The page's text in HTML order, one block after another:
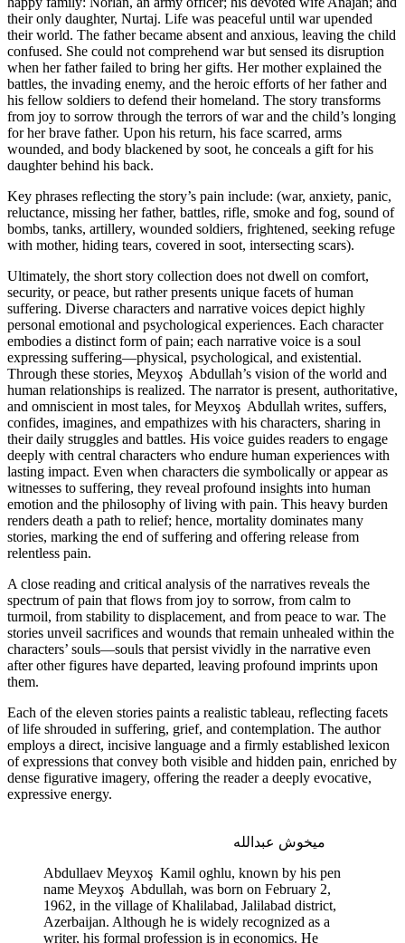
their only daughter, Nurtaj. Life was
their world. The father became absent
confused. She could not comprehend
when her father failed to bring her gifts.
battles, the invading enemy, and the
his fellow soldiers to defend their
from joy to sorrow through the terrors of
for her brave father. Upon his return, his
wounded, and body blackened by soot,
Key phrases reflecting the story’s pain
reluctance, missing her father, battles,
bombs, tanks, artillery, wounded
with mother, hiding tears, covered in
Ultimately, the short story collection
security, or peace, but rather presents
suffering. Diverse characters and
personal emotional and psychological
embodies a distinct form of pain; each
expressing suffering—physical,
Through these stories, Meyxoş
human relationships is realized. The
and omniscient in most tales, for
confides, imagines, and empathizes with
their daily struggles and battles. His
deeply with central characters who
lasting impact. Even when characters
witnesses to suffering, they reveal
emotion and the philosophy of living
renders death a path to relief; hence,
stories, marking the end of suffering
A close reading and critical analysis of
spectrum of pain that flows from joy to
turmoil, from stability to displacement,
stories unveil sacrifices and wounds
characters’ souls—souls that persist
after other figures have departed,
Each of the eleven stories paints a
of life shrouded in suffering, grief, and
employs a direct, incisive language and
of expressions that convey both visible
dense figurative imagery, offering the
Abdullaev Meyxoş Kamil oghlu,
name Meyxoş Abdullah, was
1962, in the village of Khalilabad,
Azerbaijan. Although he is widely
writer, his formal profession is in